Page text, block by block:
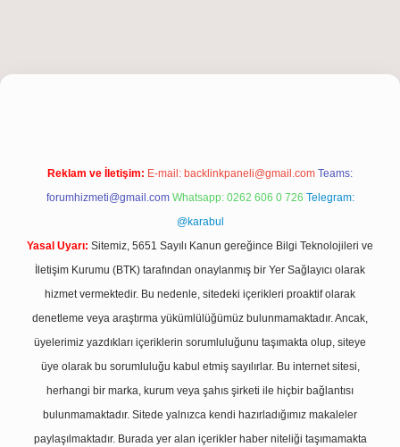
Reklam ve İletişim: E-mail: backlinkpaneli@gmail.com Teams:
forumhizmeti@gmail.com Whatsapp: 0262 606 0 726 Telegram:
@karabul
Yasal Uyarı: Sitemiz, 5651 Sayılı Kanun gereğince Bilgi Teknolojileri ve
İletişim Kurumu (BTK) tarafından onaylanmış bir Yer Sağlayıcı olarak
hizmet vermektedir. Bu nedenle, sitedeki içerikleri proaktif olarak
denetleme veya araştırma yükümlülüğümüz bulunmamaktadır. Ancak,
üyelerimiz yazdıkları içeriklerin sorumluluğunu taşımakta olup, siteye
üye olarak bu sorumluluğu kabul etmiş sayılırlar. Bu internet sitesi,
herhangi bir marka, kurum veya şahıs şirketi ile hiçbir bağlantısı
bulunmamaktadır. Sitede yalnızca kendi hazırladığımız makaleler
paylaşılmaktadır. Burada yer alan içerikler haber niteliği taşımamakta